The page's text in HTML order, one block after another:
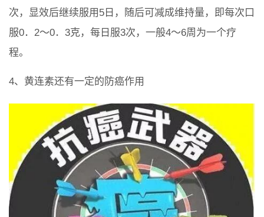
次，显效后继续服用5日，随后可减成维持量，即每次口
服0．2～0．3克，每日服3次，一般4～6周为一个疗
程。
4、黄连素还有一定的防癌作用